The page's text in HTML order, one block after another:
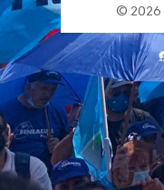
© 2026